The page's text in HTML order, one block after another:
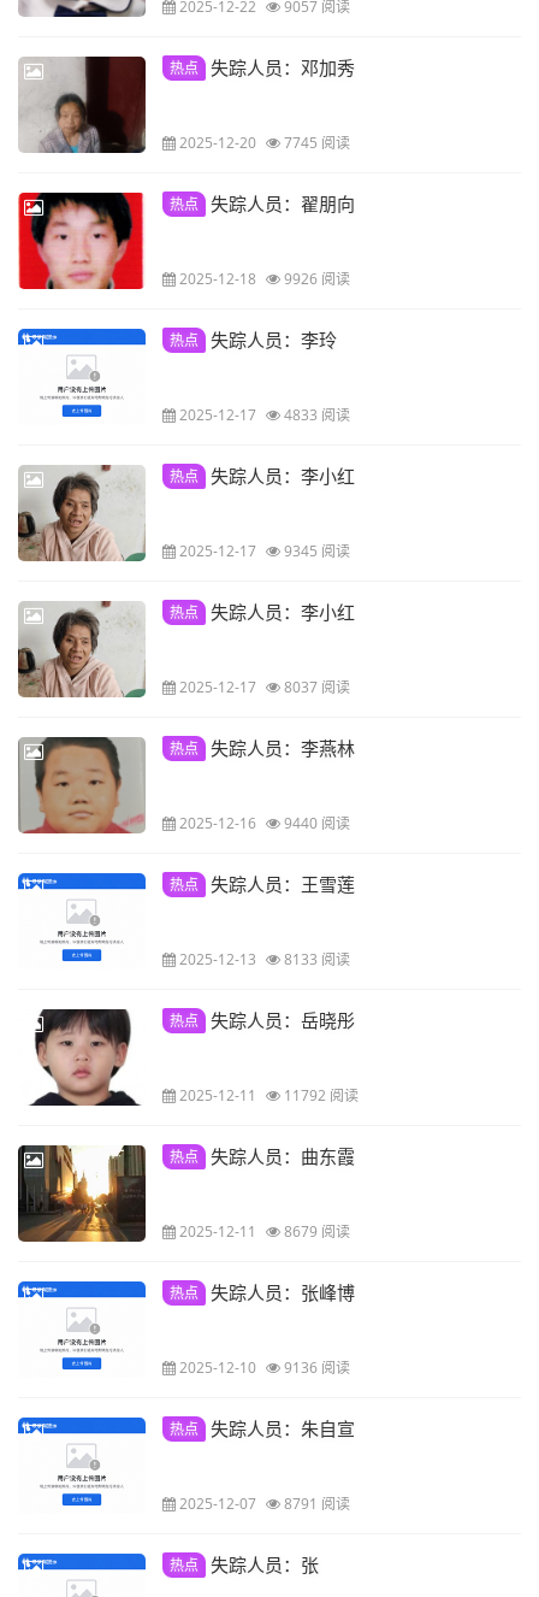
2025-12-22 9057 阅读
热点 失踪人员：邓加秀
2025-12-20 7745 阅读
热点 失踪人员：翟朋向
2025-12-18 9926 阅读
热点 失踪人员：李玲
2025-12-17 4833 阅读
热点 失踪人员：李小红
2025-12-17 9345 阅读
热点 失踪人员：李小红
2025-12-17 8037 阅读
热点 失踪人员：李燕林
2025-12-16 9440 阅读
热点 失踪人员：王雪莲
2025-12-13 8133 阅读
热点 失踪人员：岳晓彤
2025-12-11 11792 阅读
热点 失踪人员：曲东霞
2025-12-11 8679 阅读
热点 失踪人员：张峰博
2025-12-10 9136 阅读
热点 失踪人员：朱自宣
2025-12-07 8791 阅读
热点 失踪人员：张